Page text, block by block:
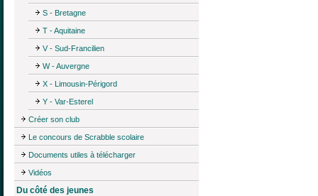
S - Bretagne
T - Aquitaine
V - Sud-Francilien
W - Auvergne
X - Limousin-Périgord
Y - Var-Esterel
Créer son club
Le concours de Scrabble scolaire
Documents utiles à télécharger
Vidéos
Du côté des jeunes